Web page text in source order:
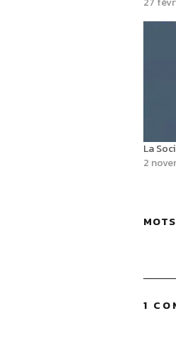
La
2
1